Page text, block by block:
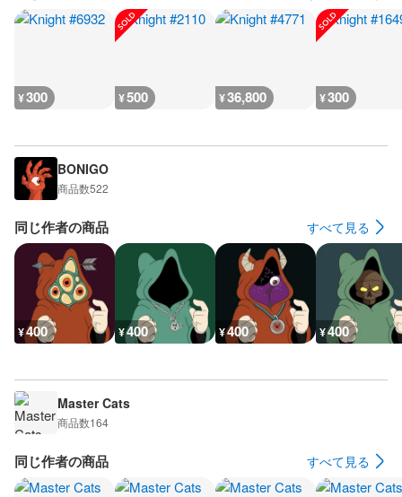
¥300 ¥500 ¥36,800 ¥300
BONIGO
商品数522
同じ作者の商品 すべて見る
¥400 ¥400 ¥400 ¥400
Master Cats
商品数164
同じ作者の商品 すべて見る